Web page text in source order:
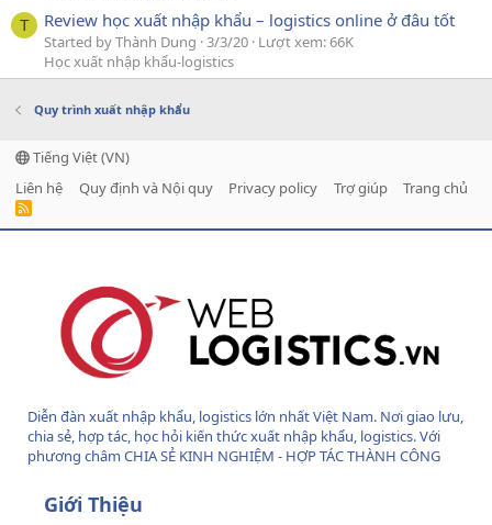
T Review học xuất nhập khẩu – logistics online ở đâu tốt
Started by Thành Dung 3/3/20 Lượt xem: 66K
Học xuất nhập khẩu-logistics
Quy trình xuất nhập khẩu
Tiếng Việt (VN)
Liên hệ
Quy định và Nội quy Privacy policy Trợ giúp Trang chủ
R
Diễn đàn xuất nhập khẩu, logistics lớn nhất Việt Nam. Nơi giao lưu,
chia sẻ, hợp tác, học hỏi kiến thức xuất nhập khẩu, logistics. Với
phương châm CHIA SẺ KINH NGHIỆM - HỢP TÁC THÀNH CÔNG
Giới Thiệu